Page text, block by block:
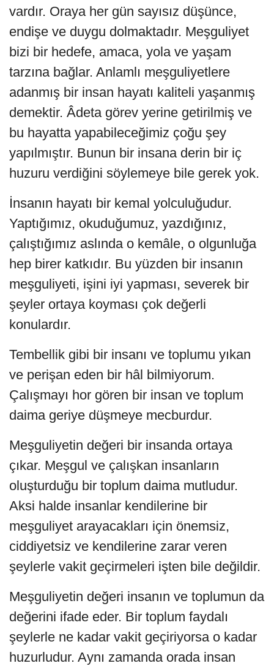
vardır. Oraya her gün sayısız düşünce,
endişe ve duygu dolmaktadır. Meşguliyet
bizi bir hedefe, amaca, yola ve yaşam
tarzına bağlar. Anlamlı meşguliyetlere
adanmış bir insan hayatı kaliteli yaşanmış
demektir. Âdeta görev yerine getirilmiş ve
bu hayatta yapabileceğimiz çoğu şey
yapılmıştır. Bunun bir insana derin bir iç
huzuru verdiğini söylemeye bile gerek yok.
İnsanın hayatı bir kemal yolculuğudur.
Yaptığımız, okuduğumuz, yazdığınız,
çalıştığımız aslında o kemâle, o olgunluğa
hep birer katkıdır. Bu yüzden bir insanın
meşguliyeti, işini iyi yapması, severek bir
şeyler ortaya koyması çok değerli
konulardır.
Tembellik gibi bir insanı ve toplumu yıkan
ve perişan eden bir hâl bilmiyorum.
Çalışmayı hor gören bir insan ve toplum
daima geriye düşmeye mecburdur.
Meşguliyetin değeri bir insanda ortaya
çıkar. Meşgul ve çalışkan insanların
oluşturduğu bir toplum daima mutludur.
Aksi halde insanlar kendilerine bir
meşguliyet arayacakları için önemsiz,
ciddiyetsiz ve kendilerine zarar veren
şeylerle vakit geçirmeleri işten bile değildir.
Meşguliyetin değeri insanın ve toplumun da
değerini ifade eder. Bir toplum faydalı
şeylerle ne kadar vakit geçiriyorsa o kadar
huzurludur. Aynı zamanda orada insan